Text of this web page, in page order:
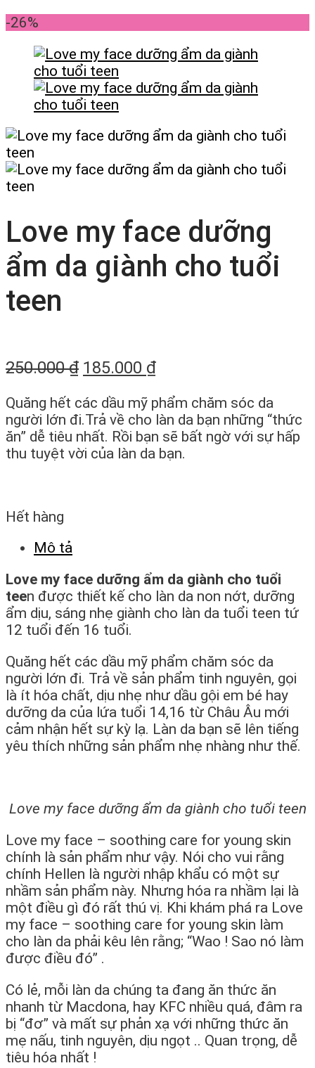
-26%
Love my face dưỡng
ẩm da giành cho tuổi
teen
250.000₫ 185.000 ₫
Quăng hết các dầu mỹ phẩm chăm sóc da
người lớn đi.Trả về cho làn da bạn những “thức
ăn” dễ tiêu nhất. Rồi bạn sẽ bất ngờ với sự hấp
thu tuyệt vời của làn da bạn.
Hết hàng
Mô tả
Love my face dưỡng ẩm da giành cho tuổi
teen được thiết kế cho làn da non nớt, dưỡng
ẩm dịu, sáng nhẹ giành cho làn da tuổi teen tứ
12 tuổi đến 16 tuổi.
Quăng hết các dầu mỹ phẩm chăm sóc da
người lớn đi. Trả về sản phẩm tinh nguyên, gọi
là ít hóa chất, dịu nhẹ như dầu gội em bé hay
dưỡng da của lứa tuổi 14,16 từ Châu Âu mới
cảm nhận hết sự kỳ lạ. Làn da bạn sẽ lên tiếng
yêu thích những sản phẩm nhẹ nhàng như thế.
Love my face dưỡng ẩm da giành cho tuổi teen
Love my face – soothing care for young skin
chính là sản phẩm như vậy. Nói cho vui rằng
chính Hellen là người nhập khẩu có một sự
nhầm sản phẩm này. Nhưng hóa ra nhầm lại là
một điều gì đó rất thú vị. Khi khám phá ra Love
my face – soothing care for young skin làm
cho làn da phải kêu lên rằng; “Wao ! Sao nó làm
được điều đó” .
Có lẻ, mỗi làn da chúng ta đang ăn thức ăn
nhanh từ Macdona, hay KFC nhiều quá, đâm ra
bị “đơ” và mất sự phản xạ với những thức ăn
mẹ nấu, tinh nguyên, dịu ngọt .. Quan trọng, dễ
tiêu hóa nhất !